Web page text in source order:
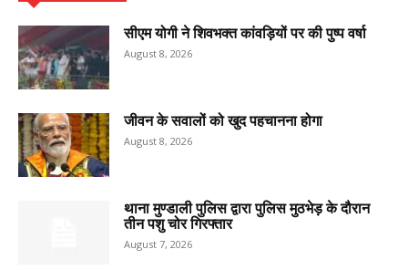
सीएम योगी ने शिवभक्त कांवड़ियों पर की पुष्प वर्षा
August 8, 2026
जीवन के सवालों को खुद पहचानना होगा
August 8, 2026
थाना मुण्डाली पुलिस द्वारा पुलिस मुठभेड़ के दौरान
तीन पशु चोर गिरफ्तार
August 7, 2026